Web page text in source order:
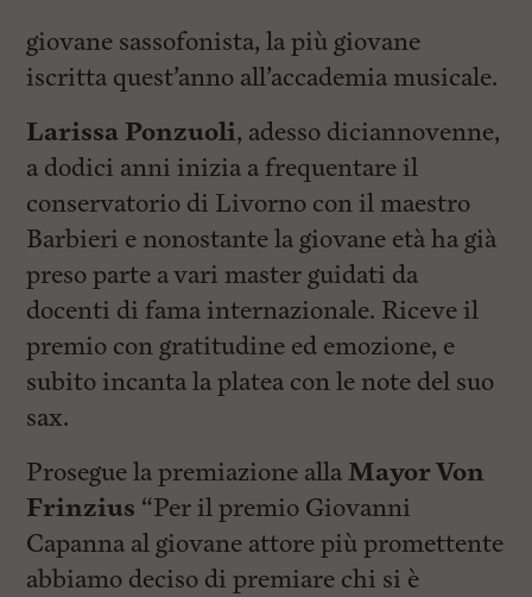
giovane sassofonista, la più giovane
iscritta quest’anno all’accademia musicale.
Larissa Ponzuoli, adesso diciannovenne,
a dodici anni inizia a frequentare il
conservatorio di Livorno con il maestro
Barbieri e nonostante la giovane età ha già
preso parte a vari master guidati da
docenti di fama internazionale. Riceve il
premio con gratitudine ed emozione, e
subito incanta la platea con le note del suo
sax.
Prosegue la premiazione allaMayor Von
Frinzius “Per il premio Giovanni
Capanna al giovane attore più promettente
abbiamo deciso di premiare chi si è